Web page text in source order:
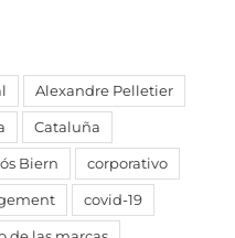
Alexandre Pelletier
Cataluña
Biern corporativo
covid-19